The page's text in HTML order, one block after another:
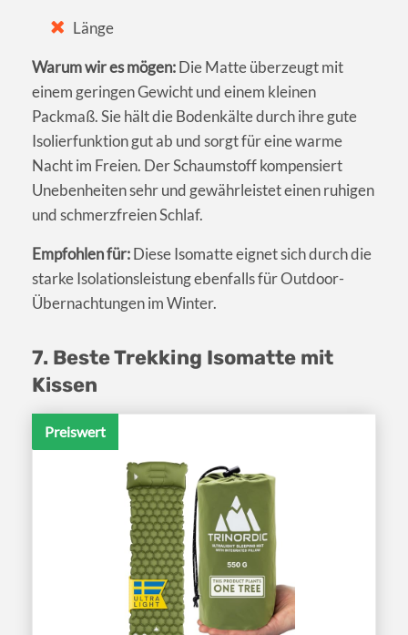
Länge
Warum wir es mögen:Die Matte überzeugt mit
einem geringen Gewicht und einem kleinen
Packmaß. Sie hält die Bodenkälte durch ihre gute
Isolierfunktion gut ab und sorgt für eine warme
Nacht im Freien. Der Schaumstoff kompensiert
Unebenheiten sehr und gewährleistet einen ruhigen
und schmerzfreien Schlaf.
Empfohlen für:Diese Isomatte eignet sich durch die
starke Isolationsleistung ebenfalls für Outdoor-
Übernachtungen im Winter.
7. Beste Trekking Isomatte mit
Kissen
Preiswert